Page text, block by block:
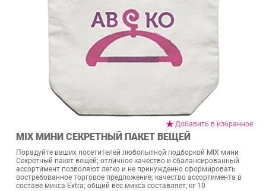
Добавить в избранное
MIX МИНИ СЕКРЕТНЫЙ ПАКЕТ ВЕЩЕЙ
Порадуйте ваших посетителей любопытной подборкой MIX мини
Секретный пакет вещей; отличное качество и сбалансированный
ассортимент позволяют легко и не принужденно сформировать
востребованное торговое предложение; качество ассортимента в
составе микса Extra; общий вес микса составляет, кг 10